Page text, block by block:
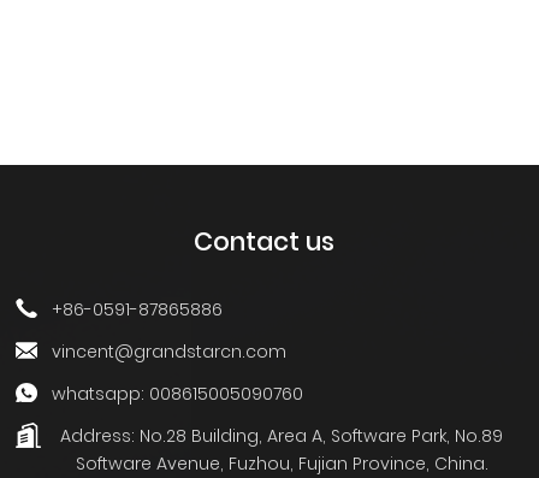
Contact us
+86-0591-87865886
vincent@grandstarcn.com
whatsapp: 008615005090760
Address: No.28 Building, Area A, Software Park, No.89
Software Avenue, Fuzhou, Fujian Province, China.